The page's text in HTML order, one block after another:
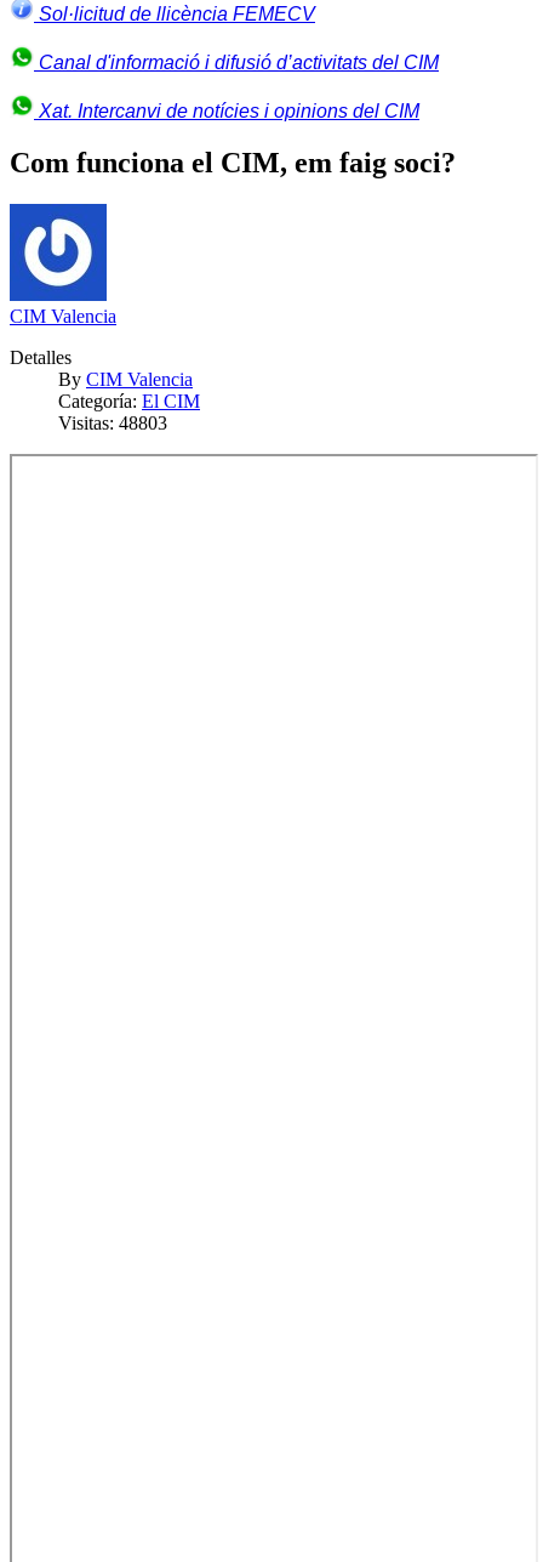
Sol·licitud de llicència FEMECV
Canal d'informació i difusió d’activitats del CIM
Xat. Intercanvi de notícies i opinions del CIM
Com funciona el CIM, em faig soci?
CIM Valencia
Detalles
By CIM Valencia
Categoría: El CIM
Visitas: 48803